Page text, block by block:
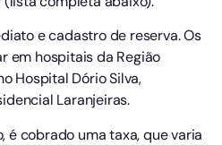
e cadastro de reserva. Os
em hospitais da Região
Hospital Dório Silva,
Laranjeiras.
é cobrado uma taxa, que varia